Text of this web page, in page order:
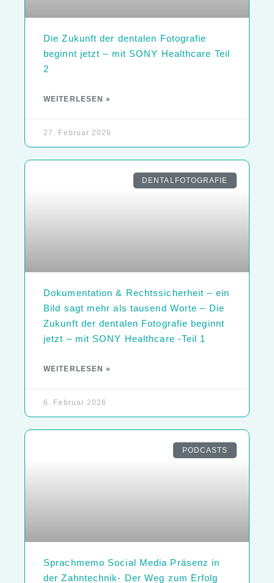
Die Zukunft der dentalen Fotografie
beginnt jetzt – mit SONY Healthcare Teil
2
WEITERLESEN »
27. Februar 2026
DENTALFOTOGRAFIE
Dokumentation & Rechtssicherheit – ein
Bild sagt mehr als tausend Worte – Die
Zukunft der dentalen Fotografie beginnt
jetzt – mit SONY Healthcare -Teil 1
WEITERLESEN »
6. Februar 2026
PODCASTS
Sprachmemo Social Media Präsenz in
der Zahntechnik- Der Weg zum Erfolg